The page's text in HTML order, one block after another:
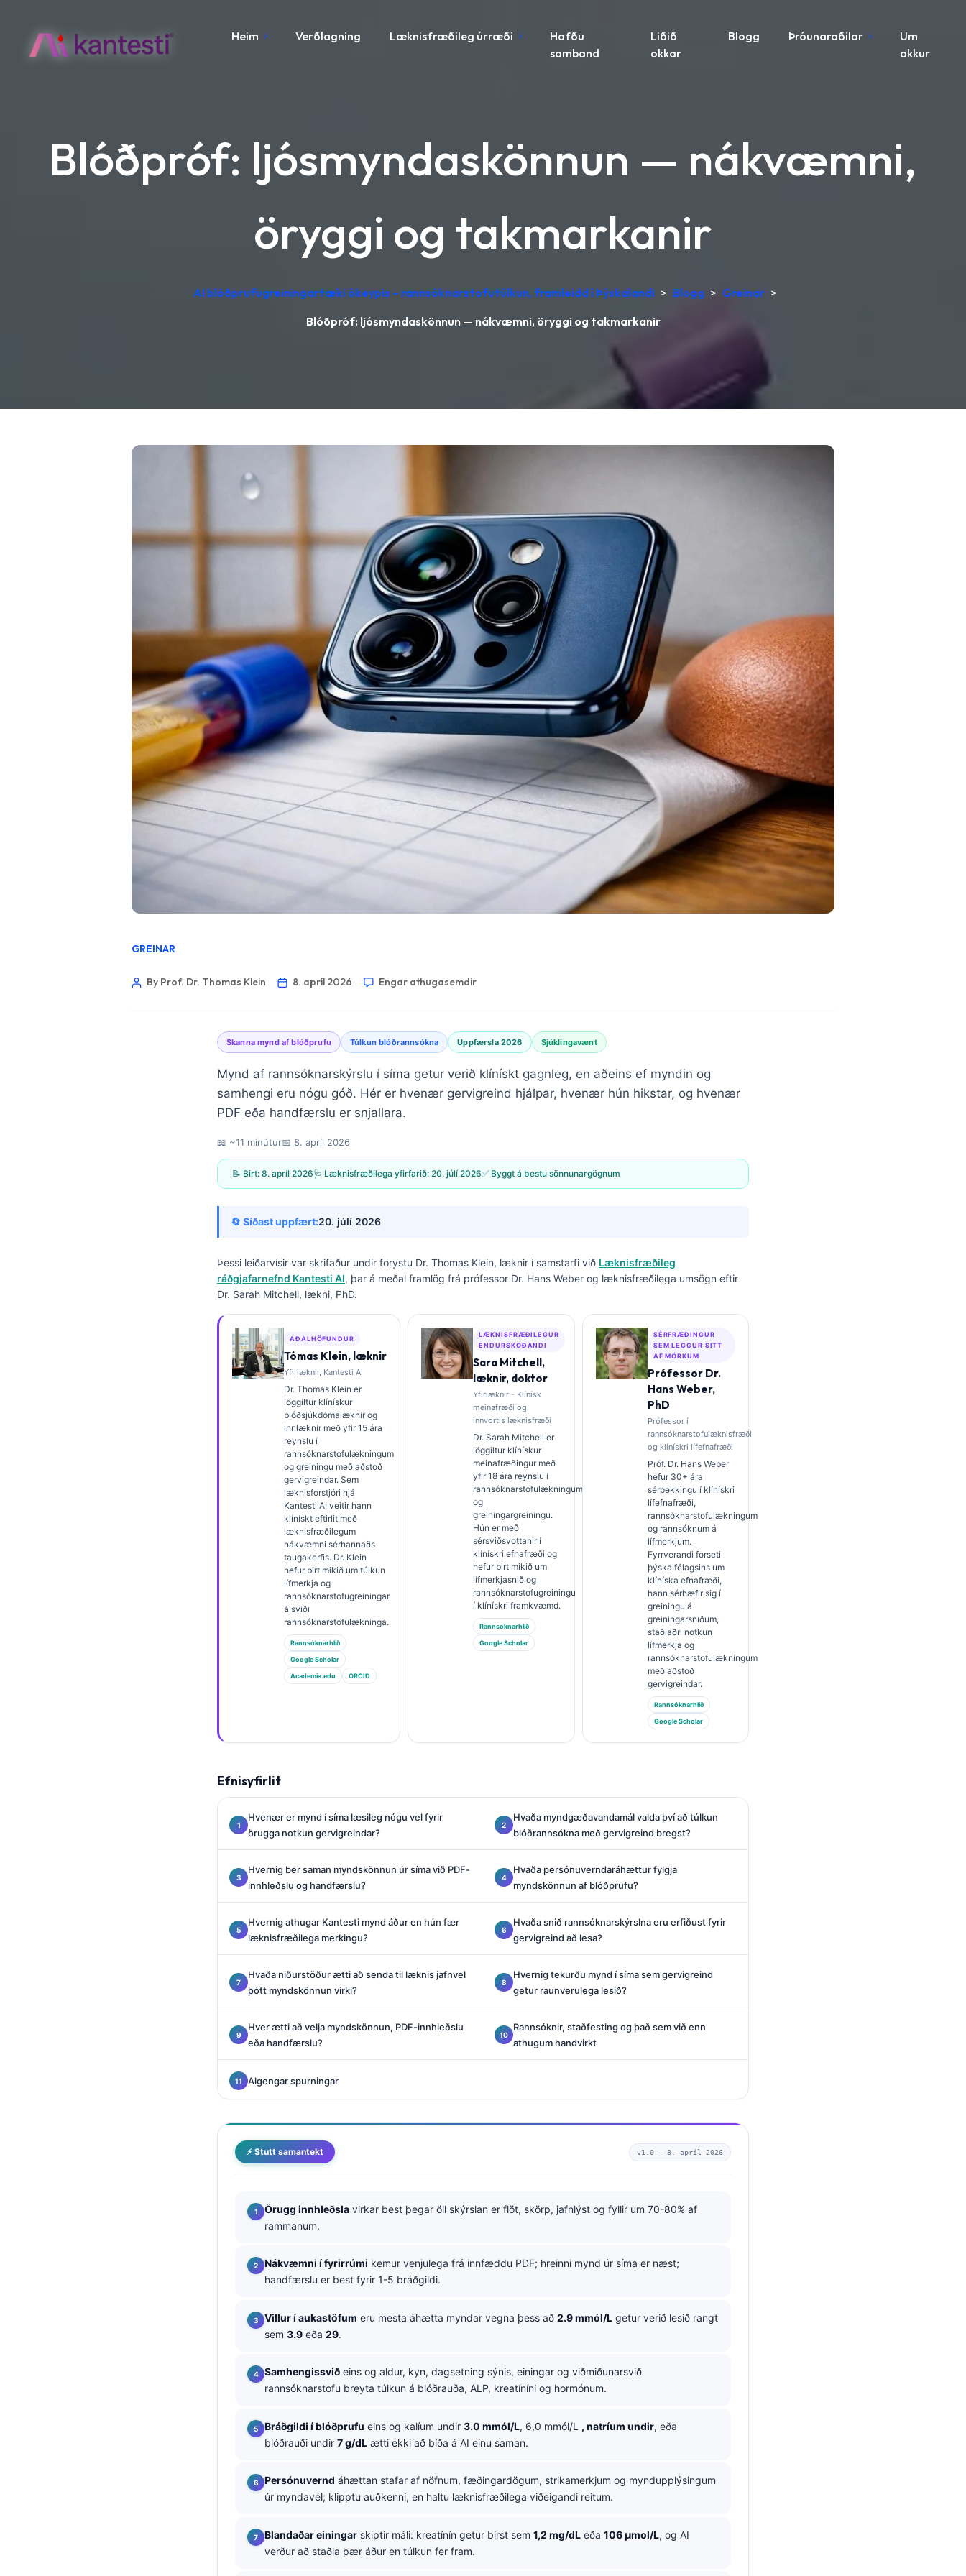
Heim Verðlagning Læknisfræðileg úrræði
Hafðu
samband
Liðið
okkar
Blogg Þróunaraðilar
Um
okkur
Blóðpróf: ljósmyndaskönnun — nákvæmni,
öryggi og takmarkanir
AI blóðprufugreiningartæki ókeypis – rannsóknarstofutúlkun, framleidd í Þýskalandi > Blogg > Greinar >
Blóðpróf: ljósmyndaskönnun — nákvæmni, öryggi og takmarkanir
GREINAR
By Prof. Dr. Thomas Klein 8. apríl 2026 Engar athugasemdir
Skanna mynd af blóðprufu Túlkun blóðrannsókna Uppfærsla 2026 Sjúklingavænt
Mynd af rannsóknarskýrslu í síma getur verið klínískt gagnleg, en aðeins ef myndin og
samhengi eru nógu góð. Hér er hvenær gervigreind hjálpar, hvenær hún hikstar, og hvenær
PDF eða handfærslu er snjallara.
📖 ~11 mínútur📅 8. apríl 2026
📝 Birt: 8. apríl 2026🩺 Læknisfræðilega yfirfarið: 20. júlí 2026✅ Byggt á bestu sönnunargögnum
🔄 Síðast uppfært:20. júlí 2026
Þessi leiðarvísir var skrifaður undir forystu Dr. Thomas Klein, læknir í samstarfi við Læknisfræðileg
ráðgjafarnefnd Kantesti AI, þar á meðal framlög frá prófessor Dr. Hans Weber og læknisfræðilega umsögn eftir
Dr. Sarah Mitchell, lækni, PhD.
AÐALHÖFUNDUR
Tómas Klein, læknir
Yfirlæknir, Kantesti AI
Dr. Thomas Klein er
löggiltur klínískur
blóðsjúkdómalæknir og
innlæknir með yfir 15 ára
reynslu í
rannsóknarstofulækningum
og greiningu með aðstoð
gervigreindar. Sem
læknisforstjóri hjá
Kantesti AI veitir hann
klínískt eftirlit með
læknisfræðilegum
nákvæmni sérhannaðs
taugakerfis. Dr. Klein
hefur birt mikið um túlkun
lífmerkja og
rannsóknarstofugreiningar
á sviði
rannsóknarstofulækninga.
Rannsóknarhlið
Google Scholar
Academia.edu ORCID
LÆKNISFRÆÐILEGUR
ENDURSKOÐANDI
Sara Mitchell,
læknir, doktor
Yfirlæknir - Klínísk
meinafræði og
innvortis læknisfræði
Dr. Sarah Mitchell er
löggiltur klínískur
meinafræðingur með
yfir 18 ára reynslu í
rannsóknarstofulækningum
og
greiningargreiningu.
Hún er með
sérsviðsvottanir í
klínískri efnafræði og
hefur birt mikið um
lífmerkjasnið og
rannsóknarstofugreiningu
í klínískri framkvæmd.
Rannsóknarhlið
Google Scholar
SÉRFRÆÐINGUR
SEM LEGGUR SITT
AF MÖRKUM
Prófessor Dr.
Hans Weber,
PhD
Prófessor í
rannsóknarstofulæknisfræði
og klínískri lífefnafræði
Próf. Dr. Hans Weber
hefur 30+ ára
sérþekkingu í klínískri
lífefnafræði,
rannsóknarstofulækningum
og rannsóknum á
lífmerkjum.
Fyrrverandi forseti
þýska félagsins um
klíníska efnafræði,
hann sérhæfir sig í
greiningu á
greiningarsniðum,
staðlaðri notkun
lífmerkja og
rannsóknarstofulækningum
með aðstoð
gervigreindar.
Rannsóknarhlið
Google Scholar
Efnisyfirlit
Hvenær er mynd í síma læsileg nógu vel fyrir
örugga notkun gervigreindar?
Hvaða myndgæðavandamál valda því að túlkun
blóðrannsókna með gervigreind bregst?
Hvernig ber saman myndskönnun úr síma við PDF-
innhleðslu og handfærslu?
Hvaða persónuverndaráhættur fylgja
myndskönnun af blóðprufu?
Hvernig athugar Kantesti mynd áður en hún fær
læknisfræðilega merkingu?
Hvaða snið rannsóknarskýrslna eru erfiðust fyrir
gervigreind að lesa?
Hvaða niðurstöður ætti að senda til læknis jafnvel
þótt myndskönnun virki?
Hvernig tekurðu mynd í síma sem gervigreind
getur raunverulega lesið?
Hver ætti að velja myndskönnun, PDF-innhleðslu
eða handfærslu?
Rannsóknir, staðfesting og það sem við enn
athugum handvirkt
Algengar spurningar
⚡ Stutt samantekt v1.0 — 8. apríl 2026
Örugg innhleðsla virkar best þegar öll skýrslan er flöt, skörp, jafnlýst og fyllir um 70-80% af
rammanum.
Nákvæmni í fyrirrúmi kemur venjulega frá innfæddu PDF; hreinni mynd úr síma er næst;
handfærslu er best fyrir 1-5 bráðgildi.
Villur í aukastöfum eru mesta áhætta myndar vegna þess að 2.9 mmól/L getur verið lesið rangt
sem 3.9 eða 29.
Samhengissvið eins og aldur, kyn, dagsetning sýnis, einingar og viðmiðunarsvið
rannsóknarstofu breyta túlkun á blóðrauða, ALP, kreatíníni og hormónum.
Bráðgildi í blóðprufu eins og kalíum undir 3.0 mmól/L, 6,0 mmól/L , natríum undir, eða
blóðrauði undir 7 g/dL ætti ekki að bíða á AI einu saman.
Persónuvernd áhættan stafar af nöfnum, fæðingardögum, strikamerkjum og myndupplýsingum
úr myndavél; klipptu auðkenni, en haltu læknisfræðilega viðeigandi reitum.
Blandaðar einingar skiptir máli: kreatínín getur birst sem 1,2 mg/dL eða 106 µmol/L, og AI
verður að staðla þær áður en túlkun fer fram.